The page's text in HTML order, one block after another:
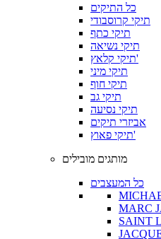
כל התיקים
תיקי קרוסבודי
תיקי כתף
תיקי נשיאה
תיקי קלאץ'
תיקי מיני
תיקי חוף
תיקי גב
תיקי נסיעה
אביזרי תיקים
תיקי פאוץ'
מותגים מובילים
כל המעצבים
MARC
SAINT